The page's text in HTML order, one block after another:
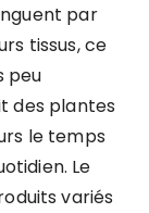
par
tissus, ce
peu
des plantes
le temps
Le
variés